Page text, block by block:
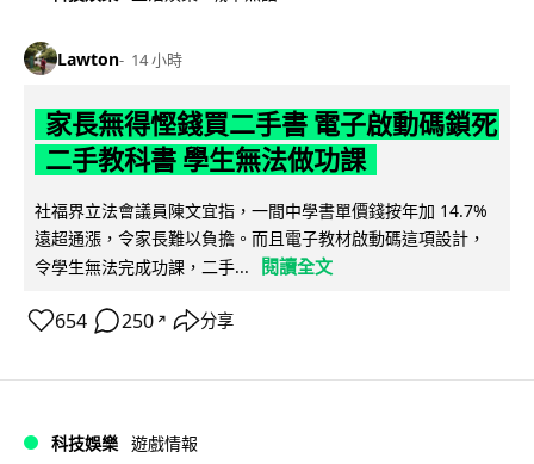
Lawton 14 小時
家長無得慳錢買二手書 電子啟動碼鎖死
二手教科書 學生無法做功課
社福界立法會議員陳文宜指，一間中學書單價錢按年加 14.7%
遠超通漲，令家長難以負擔。而且電子教材啟動碼這項設計，
令學生無法完成功課，二手...
閱讀全文
654 250 ↗ 分享
科技娛樂 遊戲情報